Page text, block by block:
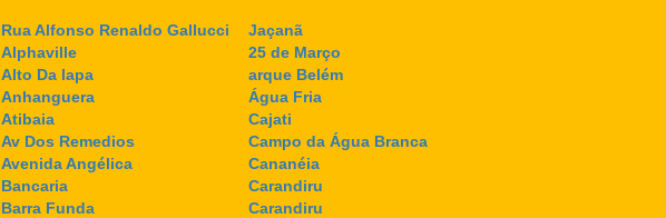
Rua Alfonso Renaldo Gallucci
Alphaville
Alto Da lapa
Anhanguera
Atibaia
Av Dos Remedios
Avenida Angélica
Bancaria
Barra Funda
Jaçanã
25 de Março
arque Belém
Água Fria
Cajati
Campo da Água Branca
Cananéia
Carandiru
Carandiru